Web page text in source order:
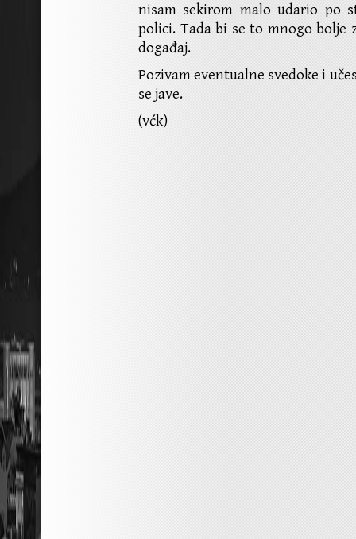
nisam sekirom malo udario po
polici. Tada bi se to mnogo bolje
događaj.
Pozivam eventualne svedoke i
se jave.
(vćk)